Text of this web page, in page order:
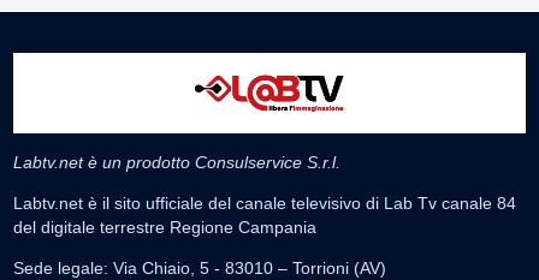
Labtv.net è un prodotto Consulservice S.r.l.
Labtv.net è il sito ufficiale del canale televisivo di Lab Tv canale 84
del digitale terrestre Regione Campania
Sede legale: Via Chiaio, 5 - 83010 – Torrioni (AV)